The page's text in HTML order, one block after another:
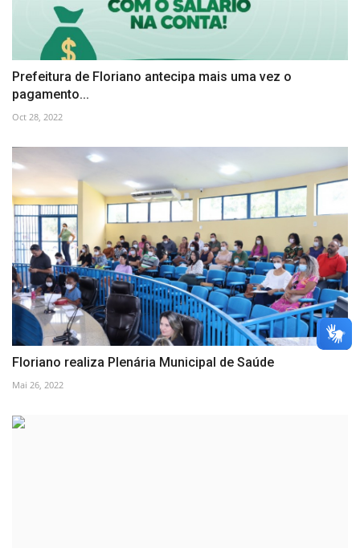
Prefeitura de Floriano antecipa mais uma vez o
pagamento...
Oct 28, 2022
Floriano realiza Plenária Municipal de Saúde
Mai 26, 2022